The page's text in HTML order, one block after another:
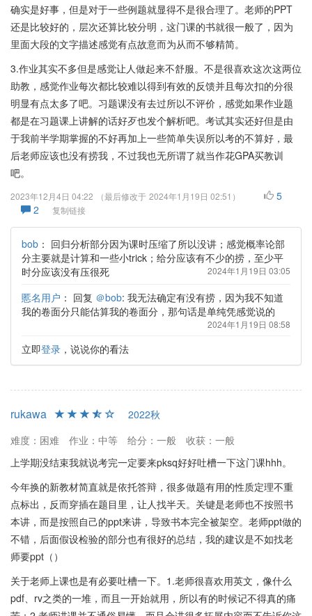
确实是好事，但是对于一些例题就显得不是很合理了。老师的PPT
还是比较好的，层次还算比较分明，这门课的书就很一般了，因为
里面大段的文字描述感觉有点故意而为从而不够精简。
3.作业其实不多但是感觉让人做起来不舒服。不是很喜欢这次这两位
助教，感觉作业每次都比较难以得到有效的反馈并且每次扣的分很
明显有点太多了吧。习题课没有去过所以不评价，感觉如果作业题
都是在习题课上讲解的话好歹也发个解析吧。考试其实还好但是由
于我前半学期掌握的不好再加上一些简单失误所以考的不算好，最
后老师应该也没有捞我，不过我也无所谓了就当作花GPA买教训
吧。
2023年12月4日 04:22 （最后修改于 2024年1月19日 02:51 ）
5
2
复制链接
bob ： 回归分析部分因为课时压缩了所以没讲；感觉概率论部
分主要就是计算和一些小trick；给分应该有不少的捞，至少平
时分应该没有压很死
2024年1月19日 03:05
慝名用户 ： 回复 ＠bob: 我无法确定有没有捞，因为我不知道
我的卷面分只能估算我的卷面分，那句话是单纯凭感觉说的
2024年1月19日 08:58
立即登录 ，说说你的看法
rukawa
2022秋
难度：困难
作业：中等 给分：一般
收获：一般
上学期没结束我就说考完一定要来pksq好好吐槽一下这门课hhh。
今年换的新教材简直就是依托答辩，很多做题有用的性质定理不重
点标出，反而穿插在题目里，让人找半天。关键是老师也不按照书
本讲，而是按照自己的ppt来讲，导致书本完全被架空。老师ppt做的
不错，后面假设检验的部分也有很好的总结，我的建议是不如找老
师要ppt（）
关于老师上课也是有必要吐槽一下。1.老师很喜欢用英文，像什么
pdf、rv之类的一堆，而且一开始就用，所以有的时候记不得真的痛